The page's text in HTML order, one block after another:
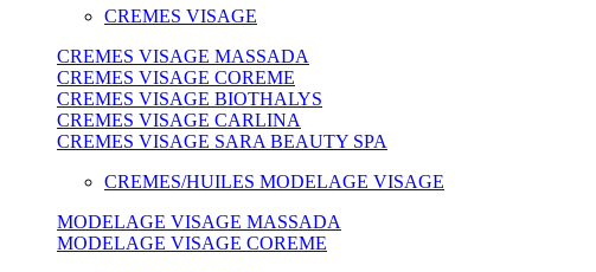
CREMES VISAGE
CREMES VISAGE MASSADA
CREMES VISAGE COREME
CREMES VISAGE BIOTHALYS
CREMES VISAGE CARLINA
CREMES VISAGE SARA BEAUTY SPA
CREMES/HUILES MODELAGE VISAGE
MODELAGE VISAGE MASSADA
MODELAGE VISAGE COREME